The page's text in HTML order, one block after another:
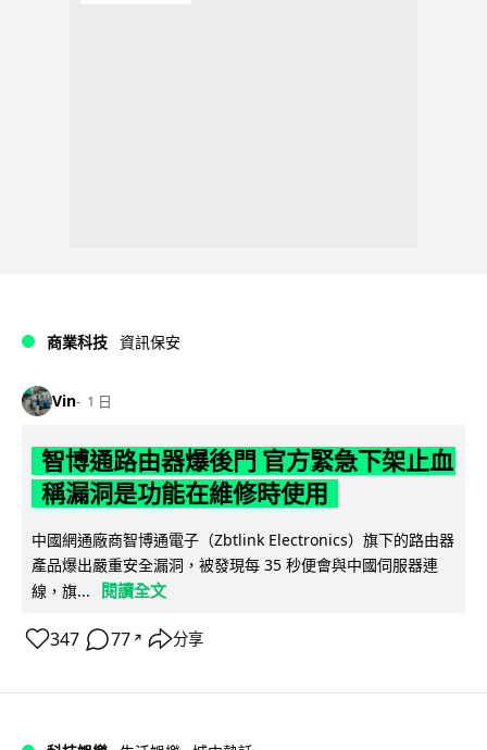
商業科技 資訊保安
Vin 1 日
智博通路由器爆後門 官方緊急下架止血
稱漏洞是功能在維修時使用
中國網通廠商智博通電子（Zbtlink Electronics）旗下的路由器
產品爆出嚴重安全漏洞，被發現每 35 秒便會與中國伺服器連
線，旗...
閱讀全文
347 77 ↗ 分享